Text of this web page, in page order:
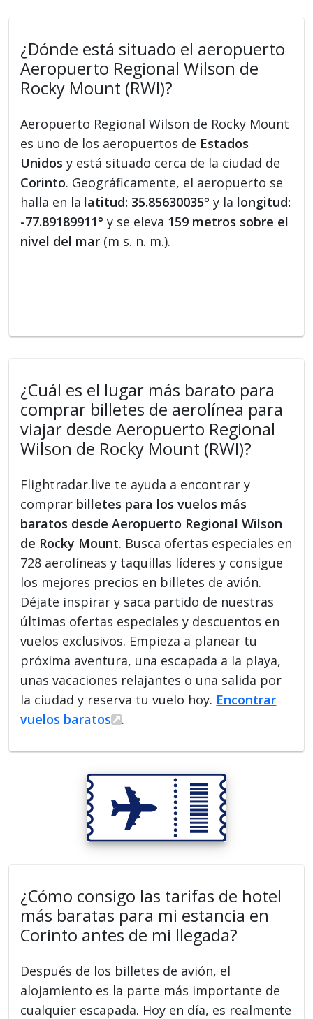
¿Dónde está situado el aeropuerto
Aeropuerto Regional Wilson de
Rocky Mount (RWI)?
Aeropuerto Regional Wilson de Rocky Mount
es uno de los aeropuertos de Estados
Unidos y está situado cerca de la ciudad de
Corinto. Geográficamente, el aeropuerto se
halla en la latitud: 35.85630035° y la longitud:
-77.89189911° y se eleva 159 metros sobre el
nivel del mar (m s. n. m.).
¿Cuál es el lugar más barato para
comprar billetes de aerolínea para
viajar desde Aeropuerto Regional
Wilson de Rocky Mount (RWI)?
Flightradar.live te ayuda a encontrar y
comprar billetes para los vuelos más
baratos desde Aeropuerto Regional Wilson
de Rocky Mount. Busca ofertas especiales en
728 aerolíneas y taquillas líderes y consigue
los mejores precios en billetes de avión.
Déjate inspirar y saca partido de nuestras
últimas ofertas especiales y descuentos en
vuelos exclusivos. Empieza a planear tu
próxima aventura, una escapada a la playa,
unas vacaciones relajantes o una salida por
la ciudad y reserva tu vuelo hoy. Encontrar
vuelos baratos
.
¿Cómo consigo las tarifas de hotel
más baratas para mi estancia en
Corinto antes de mi llegada?
Después de los billetes de avión, el
alojamiento es la parte más importante de
cualquier escapada. Hoy en día, es realmente